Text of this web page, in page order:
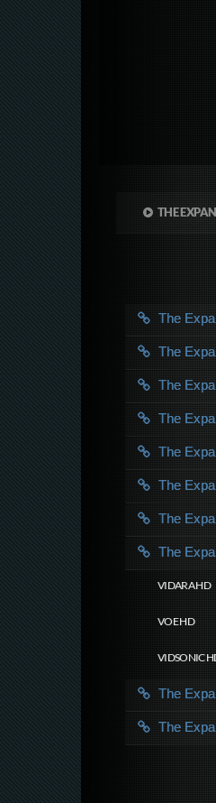
THE
The
The
The
The
The
The
The
The
VIDARA HD
VOE HD
VIDSONIC
The
The